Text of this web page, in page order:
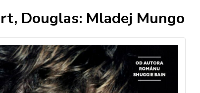
Douglas: Mladej Mungo